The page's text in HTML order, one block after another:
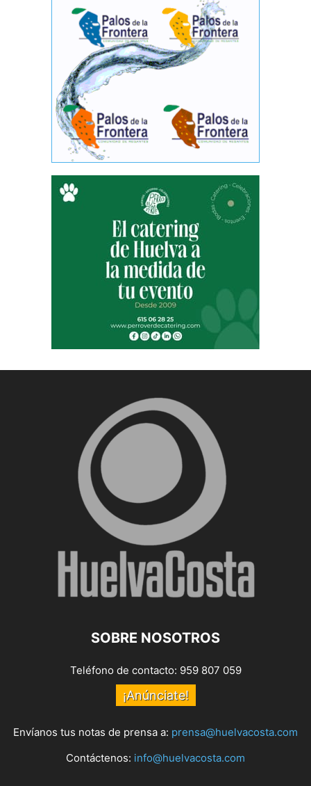
SOBRE NOSOTROS
Teléfono de contacto: 959 807 059
¡Anúnciate!
Envíanos tus notas de prensa a: prensa@huelvacosta.com
Contáctenos: info@huelvacosta.com